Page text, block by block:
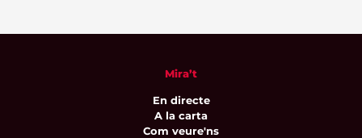
Mira’t
En directe
A la carta
Com veure'ns